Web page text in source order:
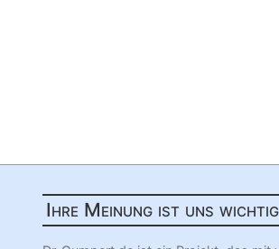
Ihre Meinung ist uns wichtig